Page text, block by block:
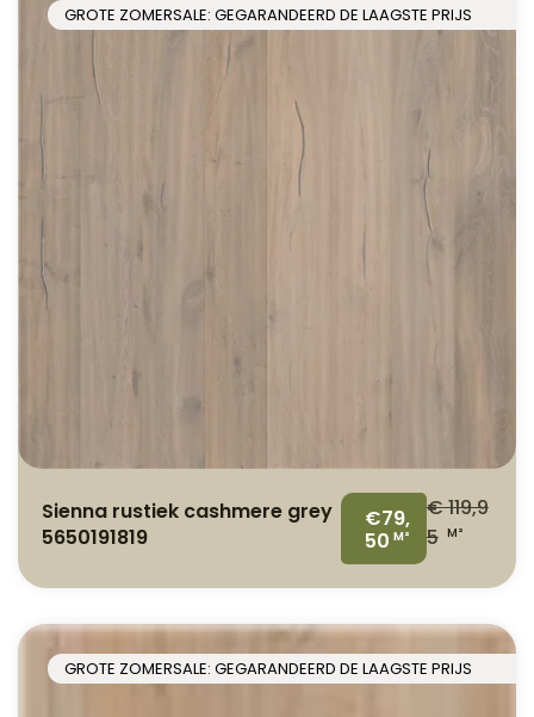
GROTE ZOMERSALE: GEGARANDEERD DE LAAGSTE PRIJS
Sienna rustiek cashmere grey
5650191819
€79,
50 M²
€119,9
5 M²
GROTE ZOMERSALE: GEGARANDEERD DE LAAGSTE PRIJS